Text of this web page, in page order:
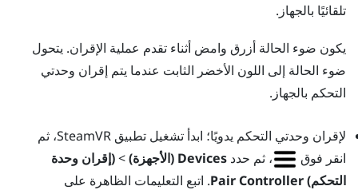
تلقائيًا بالجهاز.
يكون ضوء الحالة أزرق وامض أثناء تقدم عملية الإقران. يتحول
ضوء الحالة إلى اللون الأخضر الثابت عندما يتم إقران وحدتي
التحكم بالجهاز.
لإقران وحدتي التحكم يدويًا؛ ابدأ تشغيل تطبيق SteamVR، ثم
انقر فوق
، ثم حدد Devices (الأجهزة) >(إقران وحدة
التحكم) Pair Controller
. اتبع التعليمات الظاهرة على